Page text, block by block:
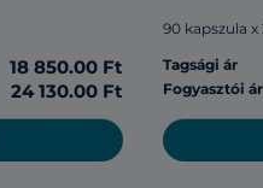
18 850.00 Ft
24 130.00 Ft
90 kapszula
Tagsági ár
Fogyasztói ár